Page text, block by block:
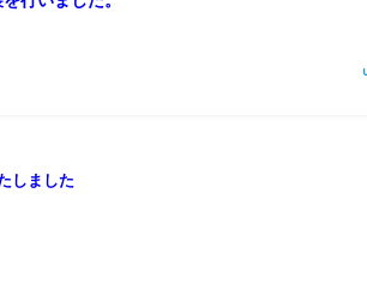
しました